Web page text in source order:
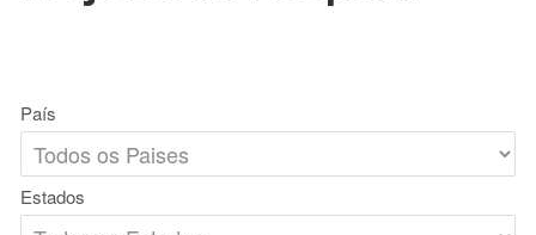
País
Estados